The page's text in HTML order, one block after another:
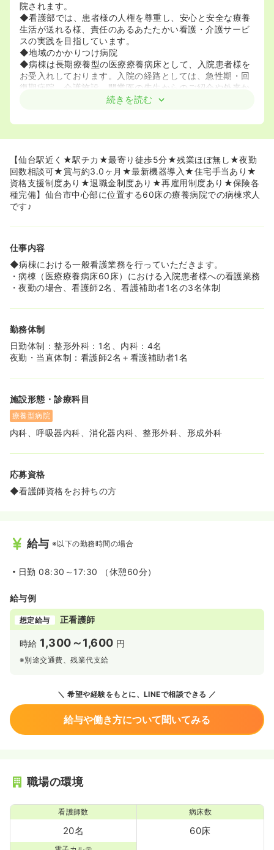
院されます。
◆看護部では、患者様の人権を尊重し、安心と安全な療養
生活が送れる様、責任のあるあたたかい看護・介護サービ
スの実践を目指しています。
◆地域のかかりつけ病院
◆病棟は長期療養型の医療療養病床として、入院患者様を
お受入れしております。入院の経路としては、急性期・回
復期病院、介護施設、開業医の先生からのご紹介や外来か
らのお受入れなどがあります。
≪通いやすい立地に位置しております♪≫
◆バス通勤でも最寄りバス停より3分の好立地です。
◆病院近くには仙台駅やアーケードがありお仕事終わりの
プライベートの時間も確保しやすい環境です！
≪職場環境・業務効率向上のための取り組みを実践してい
◆定時は17：30、予約入院が基本となるため、残業もほと
◆残業削減や、夜間の無駄なラウンドをなくすためにも、
患者の状態をリアルタイムにモニタリングできる「SAT-
MeSSAGE」を導入しております！
◆夜勤回数の相談が可能です。看護師様お一人お一人のラ
め、中長期的な就業が実現できます！
をさらに改善していきます！
≪お一人お一人に寄り添った看護提供ができます♪≫
す！急性期病院とは異なり、患者様とのコミュニケーショ
◆患者様とのコミュニケーションは勿論、そのご家族との
コミュニケーションも当院では大切にしております。煩雑
な環境でのルーティン業務に疲れてしまった看護師様にも
ぴったりな環境です！
続きを読む
【仙台駅近く★駅チカ★最寄り徒歩5分★残業ほぼ無し★夜勤
回数相談可★賞与約3.0ヶ月★最新機器導入★住宅手当あり★
資格支援制度あり★退職金制度あり★再雇用制度あり★保険各
種完備】仙台市中心部に位置する60床の療養病院での病棟求人
です♪
仕事内容
◆病棟における一般看護業務を行っていただきます。
・病棟（医療療養病床60床）における入院患者様への看護業務
・夜勤の場合、看護師2名、看護補助者1名の3名体制
勤務体制
日勤体制：整形外科：1名、内科：4名
夜勤・当直体制：看護師2名＋看護補助者1名
施設形態・診療科目
療養型病院
内科、呼吸器内科、消化器内科、整形外科、形成外科
応募資格
◆看護師資格をお持ちの方
給与 ※以下の勤務時間の場合
日勤 08:30～17:30 （休憩60分）
給与例
想定給与 正看護師
時給 1,300～1,600 円
※別途交通費、残業代支給
希望や経験をもとに、LINEで相談できる
給与や働き方について聞いてみる
職場の環境
看護師数
20名
病床数
60床